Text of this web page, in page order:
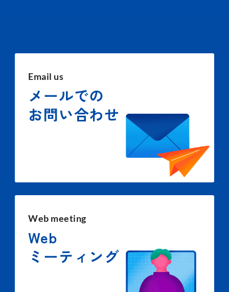
Email us
メールでの
お問い合わせ
Web meeting
Web
ミーティング